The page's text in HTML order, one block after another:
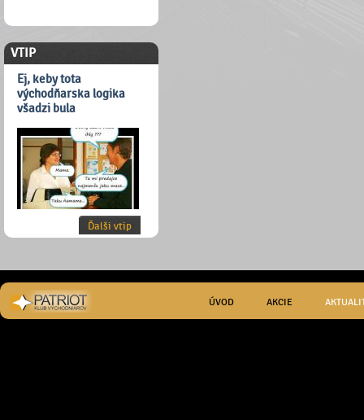
VTIP
Ej, keby tota
východňarska logika
všadzi bula
Ďalši vtip
ÚVOD AKCIE